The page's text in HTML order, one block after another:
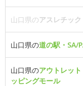
山口県のアスレチック
山口県の道の駅・SA/
山口県のアウトレット
ッピングモール